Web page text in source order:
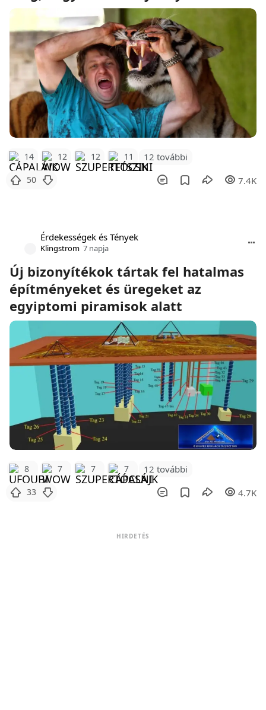
14 12 12 11 12 további
50 7.4K
Érdekességek és Tények
Klingstrom 7 napja
Új bizonyítékok tártak fel hatalmas
építményeket és üregeket az
egyiptomi piramisok alatt
8 7 7 7 12 további
33 4.7K
HIRDETÉS